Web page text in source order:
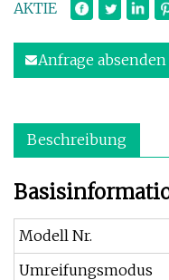
AKTIE
Anfrage absenden
Beschreibung
Modell Nr.
Umreifungsmodus